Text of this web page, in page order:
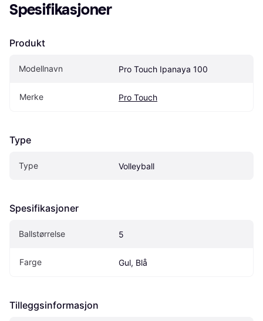
Spesifikasjoner
Produkt
Modellnavn Pro Touch Ipanaya 100
Merke Pro Touch
Type
Type Volleyball
Spesifikasjoner
Ballstørrelse 5
Farge Gul, Blå
Tilleggsinformasjon